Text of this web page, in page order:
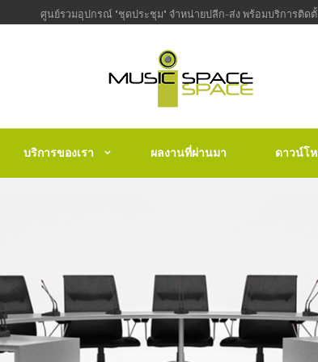
ศูนย์รวมอุปกรณ์ "ชุดประชุม" จำหน่ายปลีก-ส่ง พร้อมบริการติดตั้
บริการของเรา ผลงานที่ผ่านมา ดาวน์โ